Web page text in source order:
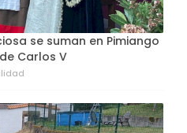
se suman en Pimiango
Carlos V